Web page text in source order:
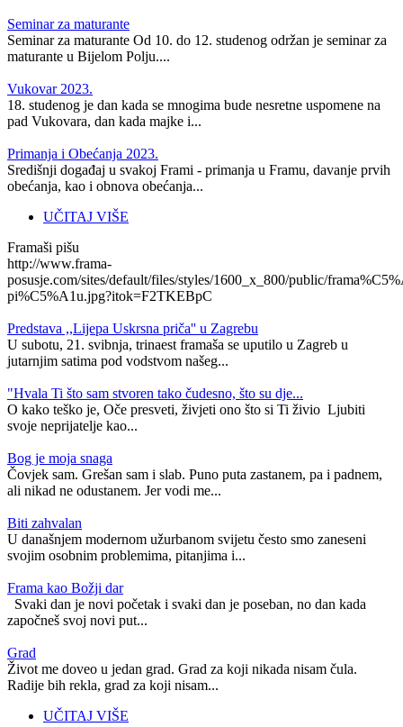
Seminar za maturante
Seminar za maturante Od 10. do 12. studenog održan je seminar za
maturante u Bijelom Polju....
Vukovar 2023.
18. studenog je dan kada se mnogima bude nesretne uspomene na
pad Vukovara, dan kada majke i...
Primanja i Obećanja 2023.
Središnji događaj u svakoj Frami - primanja u Framu, davanje prvih
obećanja, kao i obnova obećanja...
UČITAJ VIŠE
Framaši pišu
http://www.frama-
posusje.com/sites/default/files/styles/1600_x_800/public/
pi%C5%A1u.jpg?itok=F2TKEBpC
Predstava ,,Lijepa Uskrsna priča'' u Zagrebu
U subotu, 21. svibnja, trinaest framaša se uputilo u Zagreb u
jutarnjim satima pod vodstvom našeg...
"Hvala Ti što sam stvoren tako čudesno, što su dje...
O kako teško je, Oče presveti, živjeti ono što si Ti živio Ljubiti
svoje neprijatelje kao...
​Bog je moja snaga
Čovjek sam. Grešan sam i slab. Puno puta zastanem, pa i padnem,
ali nikad ne odustanem. Jer vodi me...
Biti zahvalan
U današnjem modernom užurbanom svijetu često smo zaneseni
svojim osobnim problemima, pitanjima i...
Frama kao Božji dar
Svaki dan je novi početak i svaki dan je poseban, no dan kada
započneš svoj novi put...
Grad
Život me doveo u jedan grad. Grad za koji nikada nisam čula.
Radije bih rekla, grad za koji nisam...
UČITAJ VIŠE